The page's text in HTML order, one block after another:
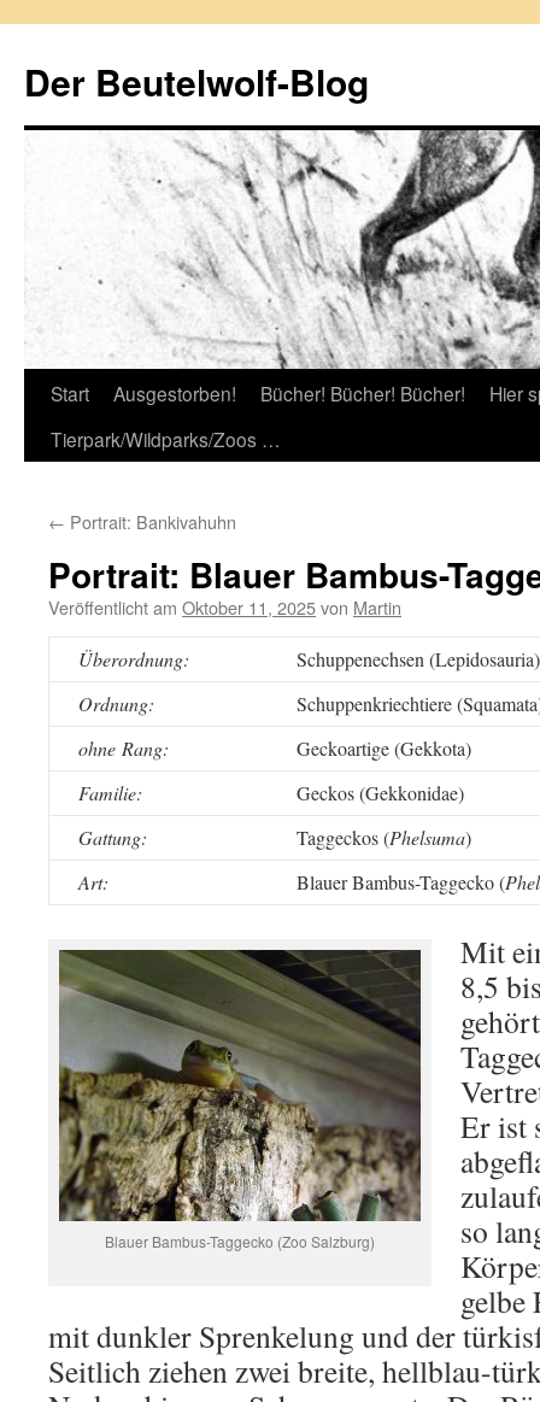
springen
Der Beutelwolf-Blog
Start Ausgestorben! Bücher! Bücher! Bücher!
Hier
Tierpark/Wildparks/Zoos …
← Portrait: Bankivahuhn
Portrait: Blauer Bambus-
Veröffentlicht am Oktober 11, 2025von Martin
Überordnung:
Schuppenechsen (Lepidosauria)
Ordnung:
Schuppenkriechtiere
ohne Rang:
Geckoartige (Gekkota)
Familie:
Geckos (Gekkonidae)
Gattung:
Taggeckos (Phelsuma)
Art:
Blauer Bambus-Taggecko (
Blauer Bambus-Taggecko (Zoo Salzburg)
Mit
8,5
Er ist
so
gelbe
mit dunkler Sprenkelung und der
Seitlich ziehen zwei breite, hellblau-